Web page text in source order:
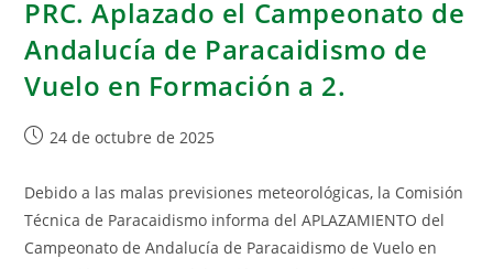
PRC. Aplazado el Campeonato de
Andalucía de Paracaidismo de
Vuelo en Formación a 2.
24 de octubre de 2025
Debido a las malas previsiones meteorológicas, la Comisión
Técnica de Paracaidismo informa del APLAZAMIENTO del
Campeonato de Andalucía de Paracaidismo de Vuelo en